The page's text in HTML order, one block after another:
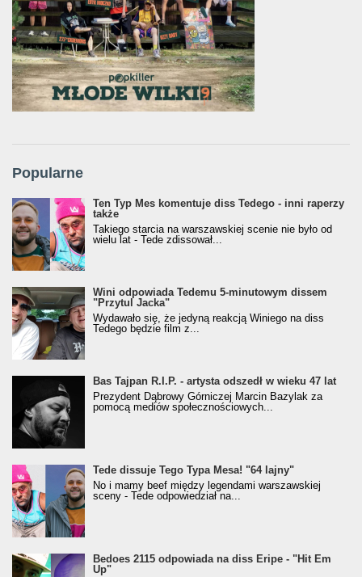
Popularne
Ten Typ Mes komentuje diss Tedego - inni raperzy
także
Takiego starcia na warszawskiej scenie nie było od
wielu lat - Tede zdissował...
Wini odpowiada Tedemu 5-minutowym dissem
"Przytul Jacka"
Wydawało się, że jedyną reakcją Winiego na diss
Tedego będzie film z...
Bas Tajpan R.I.P. - artysta odszedł w wieku 47 lat
Prezydent Dąbrowy Górniczej Marcin Bazylak za
pomocą mediów społecznościowych...
Tede dissuje Tego Typa Mesa! "64 lajny"
No i mamy beef między legendami warszawskiej
sceny - Tede odpowiedział na...
Bedoes 2115 odpowiada na diss Eripe - "Hit Em
Up"